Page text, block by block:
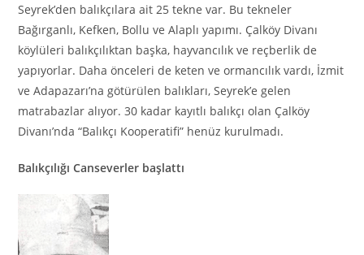
Seyrek’den balıkçılara ait 25 tekne var. Bu tekneler
Bağırganlı, Kefken, Bollu ve Alaplı yapımı. Çalköy Divanı
köylüleri balıkçılıktan başka, hayvancılık ve reçberlik de
yapıyorlar. Daha önceleri de keten ve ormancılık vardı, İzmit
ve Adapazarı’na götürülen balıkları, Seyrek’e gelen
matrabazlar alıyor. 30 kadar kayıtlı balıkçı olan Çalköy
Divanı’nda “Balıkçı Kooperatifi” henüz kurulmadı.
Balıkçılığı Canseverler başlattı